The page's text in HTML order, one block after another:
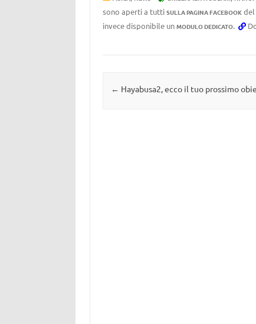
sono aperti a tutti SULLA PAGINA FACEBOOKdel
invece disponibile un MODULO DEDICATO.
Navigazione articolo
← Hayabusa2, ecco il tuo prossimo